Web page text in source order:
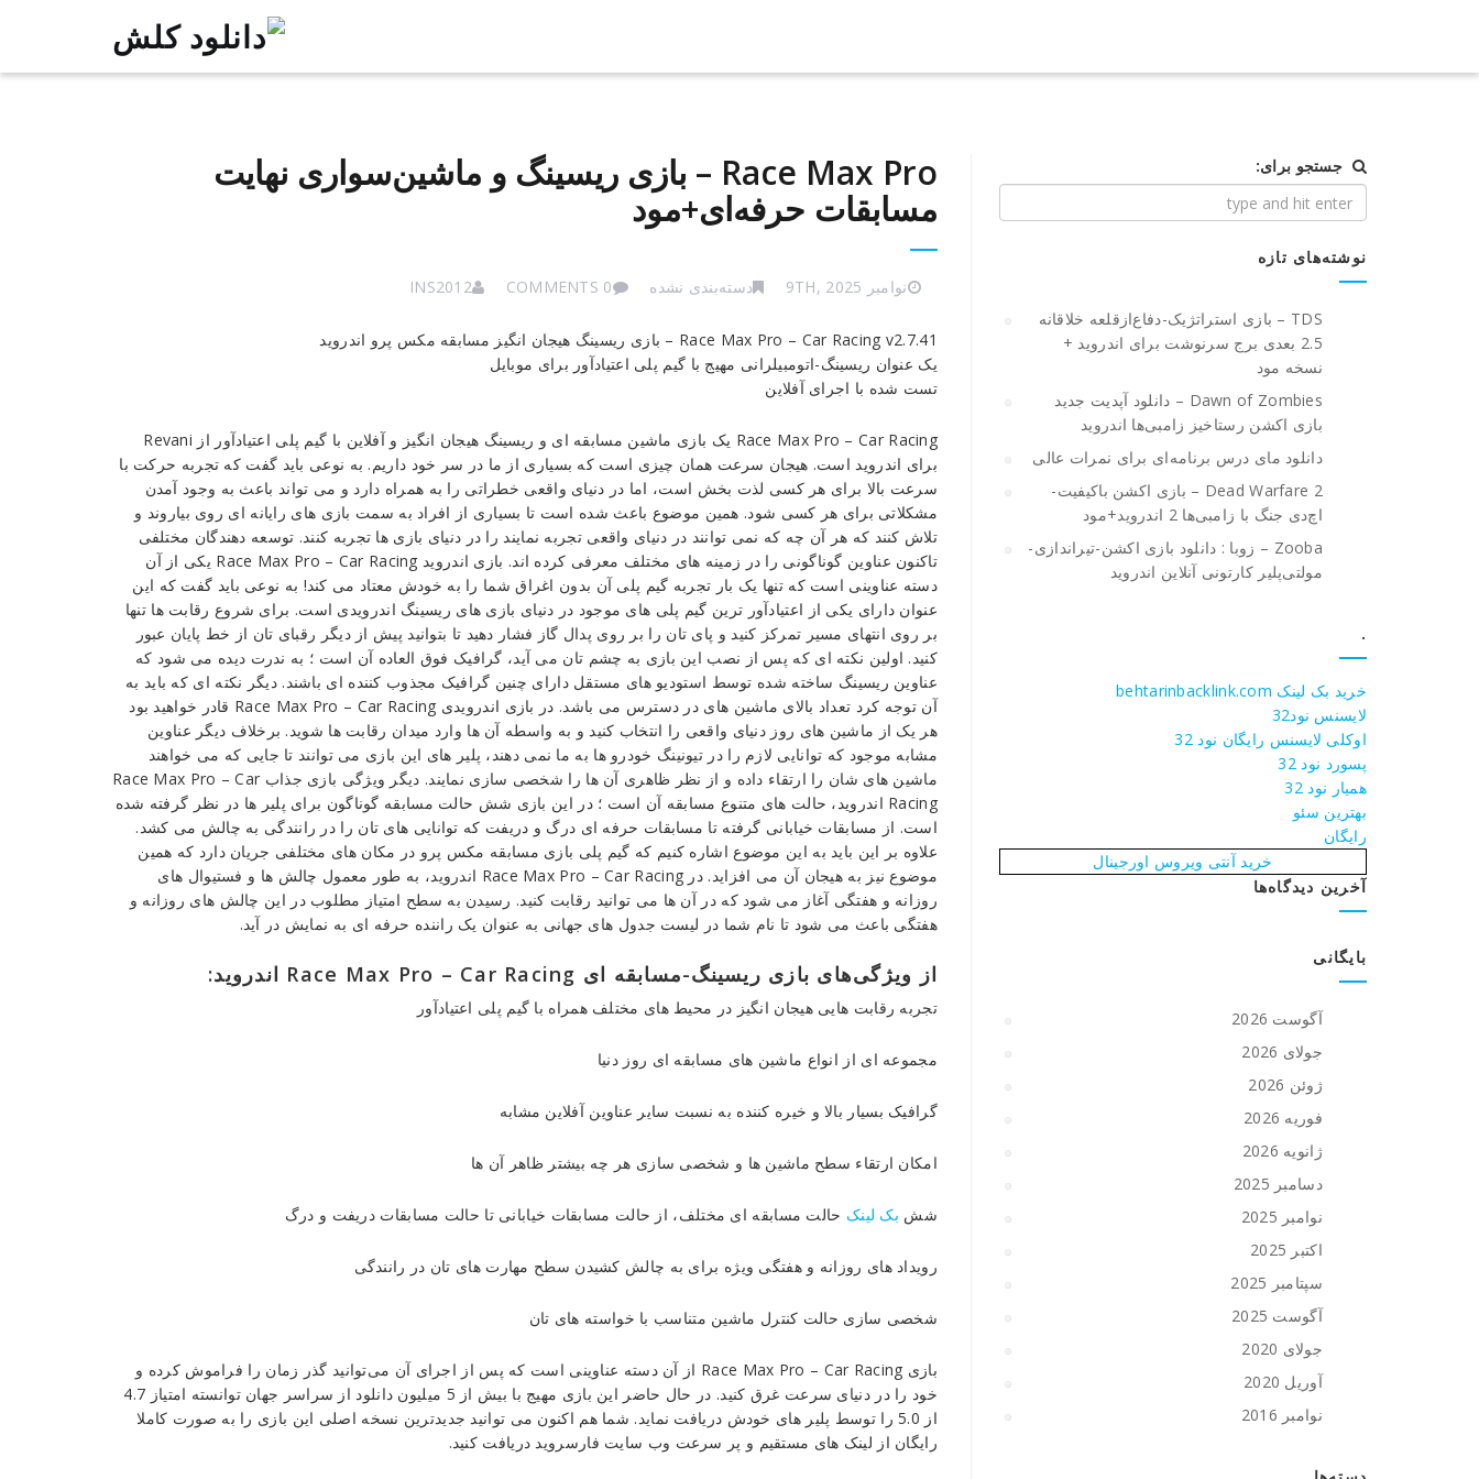
Race Max Pro – بازی ریسینگ و ماشین‌سواری نهایت
مسابقات حرفه‌ای+مود
نوامبر 9TH, 2025 دسته‌بندی نشده 0 COMMENTS
INS2012
Race
Max
Pro
بازی
ریسینگ
و
ماشین‌سواری
نهایت
مسابقات
حرفه‌ای+مود
Reviewed
by
Ins2012
on
Nov
9
Rating:
Race Max Pro – Car Racing v2.7.41 – بازی ریسینگ هیجان انگیز مسابقه مکس پرو اندروید
یک عنوان ریسینگ-اتومبیلرانی مهیج با گیم پلی اعتیادآور برای موبایل
تست شده با اجرای آفلاین
Race Max Pro – Car Racing یک بازی ماشین مسابقه ای و ریسینگ هیجان انگیز و آفلاین با گیم پلی اعتیادآور از Revani
برای اندروید است. هیجان سرعت همان چیزی است که بسیاری از ما در سر خود داریم. به نوعی باید گفت که تجربه حرکت با
سرعت بالا برای هر کسی لذت بخش است، اما در دنیای واقعی خطراتی را به همراه دارد و می تواند باعث به وجود آمدن
مشکلاتی برای هر کسی شود. همین موضوع باعث شده است تا بسیاری از افراد به سمت بازی های رایانه ای روی بیاروند و
تلاش کنند که هر آن چه که نمی توانند در دنیای واقعی تجربه نمایند را در دنیای بازی ها تجربه کنند. توسعه دهندگان مختلفی
تاکنون عناوین گوناگونی را در زمینه های مختلف معرفی کرده اند. بازی اندروید Race Max Pro – Car Racing یکی از آن
دسته عناوینی است که تنها یک بار تجربه گیم پلی آن بدون اغراق شما را به خودش معتاد می کند! به نوعی باید گفت که این
عنوان دارای یکی از اعتیادآور ترین گیم پلی های موجود در دنیای بازی های ریسینگ اندرویدی است. برای شروع رقابت ها تنها
بر روی انتهای مسیر تمرکز کنید و پای تان را بر روی پدال گاز فشار دهید تا بتوانید پیش از دیگر رقبای تان از خط پایان عبور
کنید. اولین نکته ای که پس از نصب این بازی به چشم تان می آید، گرافیک فوق العاده آن است ؛ به ندرت دیده می شود که
عناوین ریسینگ ساخته شده توسط استودیو های مستقل دارای چنین گرافیک مجذوب کننده ای باشند. دیگر نکته ای که باید به
آن توجه کرد تعداد بالای ماشین های در دسترس می باشد. در بازی اندرویدی Race Max Pro – Car Racing قادر خواهید بود
هر یک از ماشین های روز دنیای واقعی را انتخاب کنید و به واسطه آن ها وارد میدان رقابت ها شوید. برخلاف دیگر عناوین
مشابه موجود که توانایی لازم را در تیونینگ خودرو ها به ما نمی دهند، پلیر های این بازی می توانند تا جایی که می خواهند
ماشین های شان را ارتقاء داده و از نظر ظاهری آن ها را شخصی سازی نمایند. دیگر ویژگی بازی جذاب Race Max Pro – Car
Racing اندروید، حالت های متنوع مسابقه آن است ؛ در این بازی شش حالت مسابقه گوناگون برای پلیر ها در نظر گرفته شده
است. از مسابقات خیابانی گرفته تا مسابقات حرفه ای درگ و دریفت که توانایی های تان را در رانندگی به چالش می کشد.
علاوه بر این باید به این موضوع اشاره کنیم که گیم پلی بازی مسابقه مکس پرو در مکان های مختلفی جریان دارد که همین
موضوع نیز به هیجان آن می افزاید. در Race Max Pro – Car Racing اندروید، به طور معمول چالش ها و فستیوال های
روزانه و هفتگی آغاز می شود که در آن ها می توانید رقابت کنید. رسیدن به سطح امتیاز مطلوب در این چالش های روزانه و
هفتگی باعث می شود تا نام شما در لیست جدول های جهانی به عنوان یک راننده حرفه ای به نمایش در آید.
از ویژگی‌های بازی ریسینگ-مسابقه ای Race Max Pro – Car Racing اندروید:
تجربه رقابت هایی هیجان انگیز در محیط های مختلف همراه با گیم پلی اعتیادآور
مجموعه ای از انواع ماشین های مسابقه ای روز دنیا
گرافیک بسیار بالا و خیره کننده به نسبت سایر عناوین آفلاین مشابه
امکان ارتقاء سطح ماشین ها و شخصی سازی هر چه بیشتر ظاهر آن ها
شش بک لینک حالت مسابقه ای مختلف، از حالت مسابقات خیابانی تا حالت مسابقات دریفت و درگ
رویداد های روزانه و هفتگی ویژه برای به چالش کشیدن سطح مهارت های تان در رانندگی
شخصی سازی حالت کنترل ماشین متناسب با خواسته های تان
بازی Race Max Pro – Car Racing از آن دسته عناوینی است که پس از اجرای آن می‌توانید گذر زمان را فراموش کرده و
خود را در دنیای سرعت غرق کنید. در حال حاضر این بازی مهیج با بیش از 5 میلیون دانلود از سراسر جهان توانسته امتیاز 4.7
از 5.0 را توسط پلیر های خودش دریافت نماید. شما هم اکنون می توانید جدیدترین نسخه اصلی این بازی را به صورت کاملا
رایگان از لینک های مستقیم و پر سرعت وب سایت فارسروید دریافت کنید.
جستجو برای:
نوشته‌های تازه
TDS – بازی استراتژیک-دفاع‌از‌قلعه خلاقانه
2.5 بعدی برج سرنوشت برای اندروید +
نسخه مود
Dawn of Zombies – دانلود آپدیت جدید
بازی اکشن رستاخیز زامبی‌ها اندروید
دانلود مای درس برنامه‌ای برای نمرات عالی
Dead Warfare 2 – بازی اکشن باکیفیت-
اچ‌دی جنگ با زامبی‌ها 2 اندروید+مود
Zooba – زوبا : دانلود بازی اکشن-تیراندازی-
مولتی‌پلیر کارتونی آنلاین اندروید
.
خرید بک لینک behtarinbacklink.com
لایسنس نود32
اوکلی لایسنس رایگان نود 32
پسورد نود 32
همیار نود 32
بهترین سئو
رایگان
خرید آنتی ویروس اورجینال
آخرین دیدگاه‌ها
بایگانی
آگوست 2026
جولای 2026
ژوئن 2026
فوریه 2026
ژانویه 2026
دسامبر 2025
نوامبر 2025
اکتبر 2025
سپتامبر 2025
آگوست 2025
جولای 2020
آوریل 2020
نوامبر 2016